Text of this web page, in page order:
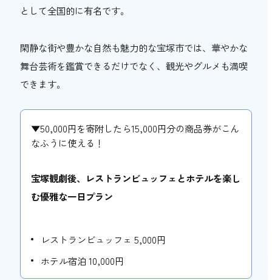
として全国的に有名です。
閑静な街や豊かな自然も魅力的な宝塚市では、華やかな
舞台芸術を鑑賞できるだけでなく、観光やグルメも満喫
できます。
▼50,000円を寄附したら15,000円分の商品券がこん
なふうに使える！
宝塚観劇後、レストランビュッフェとホテルを楽し
む優雅な一日プラン
レストランビュッフェ 5,000円
ホテル宿泊 10,000円